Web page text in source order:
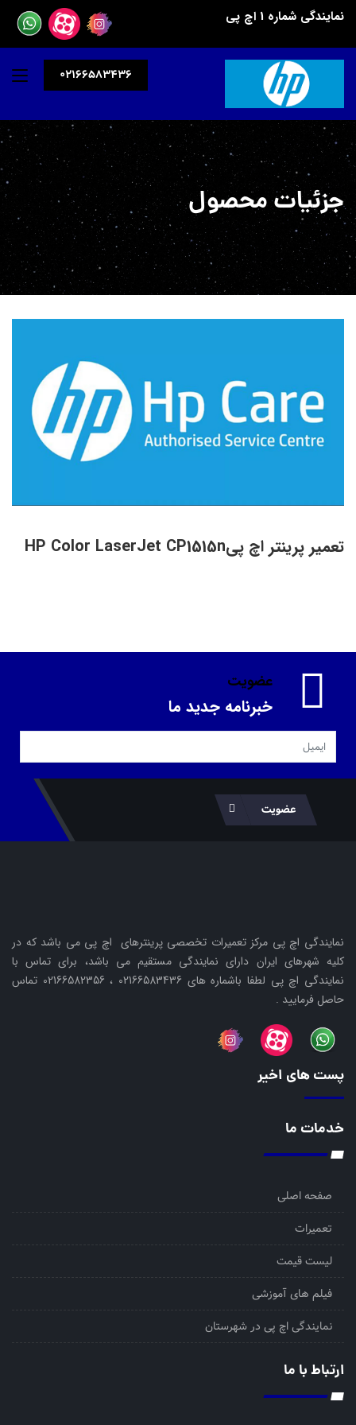
نمایندگی شماره 1 اچ پی
02166583436
جزئیات محصول
تعمیر پرینتر اچ پیHP Color LaserJet CP1515n
عضویت
خبرنامه جدید ما
عضویت
نمایندگی اچ پی مرکز تعمیرات تخصصی پرینترهای اچ پی می باشد که در
کلیه شهرهای ایران دارای نمایندگی مستقیم می باشد، برای تماس با
نمایندگی اچ پی لطفا باشماره های 02166583436 ، 02166582356 تماس
حاصل فرمایید .
پست های اخیر
خدمات ما
صفحه اصلی
تعمیرات
لیست قیمت
فیلم های آموزشی
نمایندگی اچ پی در شهرستان
ارتباط با ما